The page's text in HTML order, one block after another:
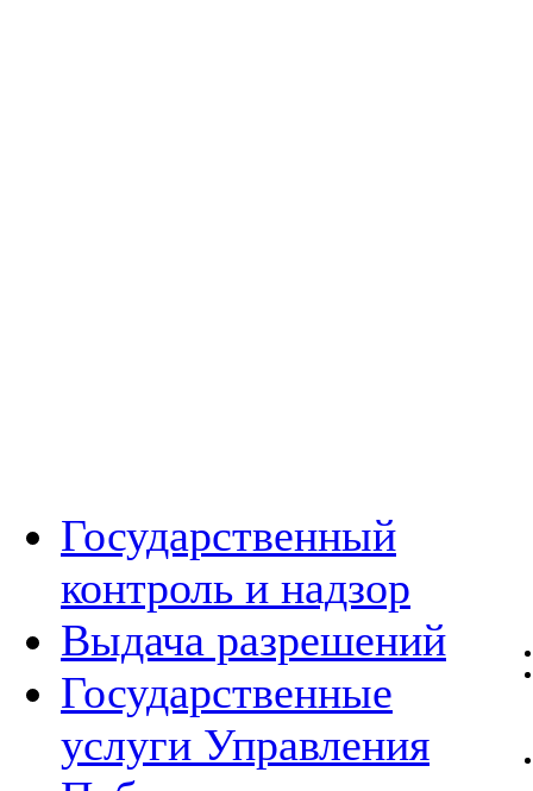
Государственный
контроль и надзор
Выдача разрешений
Государственные
услуги Управления